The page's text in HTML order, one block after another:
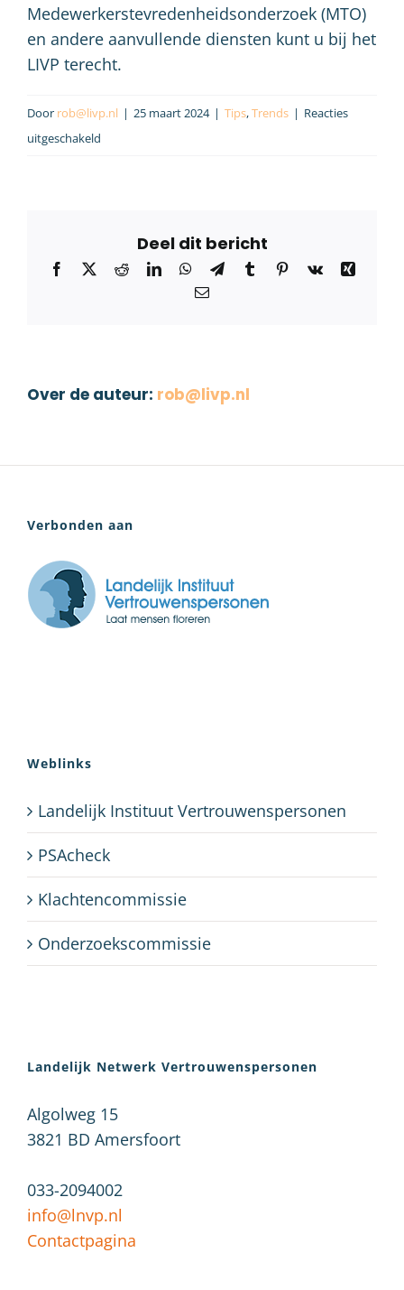
Medewerkerstevredenheidsonderzoek (MTO)
en andere aanvullende diensten kunt u bij het
LIVP terecht.
Door rob@livp.nl | 25 maart 2024 | Tips,Trends | Reacties
uitgeschakeld
vertrouwenspersoon?
Facebook
X RedditLinkedInWhatsApp
TelegramTumblrPinterest
Vk
Xing
E-
Over de auteur: rob@livp.nl
Verbonden aan
Weblinks
Landelijk Instituut Vertrouwenspersonen
PSAcheck
Klachtencommissie
Onderzoekscommissie
Landelijk Netwerk Vertrouwenspersonen
Algolweg 15
3821 BD Amersfoort
033-2094002
info@lnvp.nl
Contactpagina